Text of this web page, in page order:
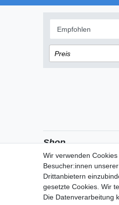
Preis
Shop
Versandkosten
Zahlungsarten
Wir verwenden
Besucher:innen
Drittanbietern
gesetzte Cookies. Wir
Die Datenverarbeitung